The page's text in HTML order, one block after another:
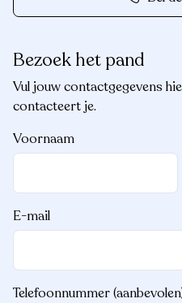
Bezoek het pand
Vul jouw contactgegevens
contacteert je.
Voornaam
E-mail
Telefoonnummer